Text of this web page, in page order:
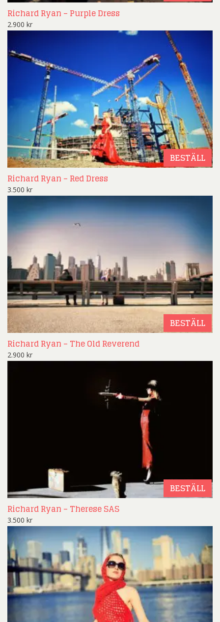
Richard Ryan – Purple Dress
2.900 kr
BESTÄLL
Richard Ryan – Red Dress
3.500 kr
BESTÄLL
Richard Ryan – The Old Reverend
2.900 kr
BESTÄLL
Richard Ryan – Therese SAS
3.500 kr